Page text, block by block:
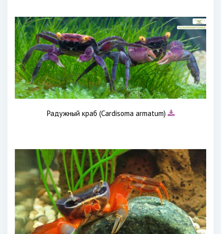
Радужный краб (Cardisoma armatum)